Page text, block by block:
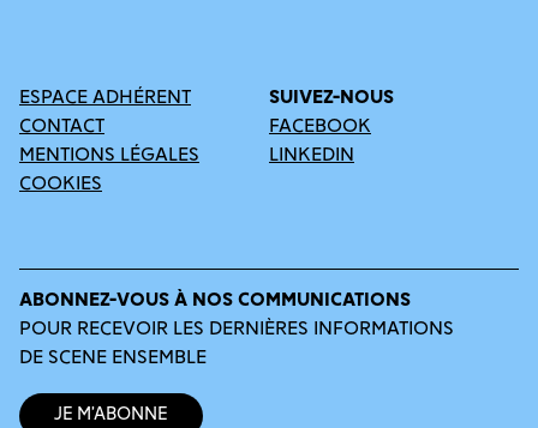
ESPACE ADHÉRENT
CONTACT
MENTIONS LÉGALES
COOKIES
SUIVEZ-NOUS
FACEBOOK
LINKEDIN
ABONNEZ-VOUS À NOS COMMUNICATIONS
POUR RECEVOIR LES DERNIÈRES INFORMATIONS
DE SCENE ENSEMBLE
Je m’abonne